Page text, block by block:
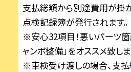
支払総額から別途費用が掛か
点検記録簿が発行されます。
※安心32項目！悪いパーツ
ャンボ整備」をオススメ致しま
※車検受け渡しの場合、支